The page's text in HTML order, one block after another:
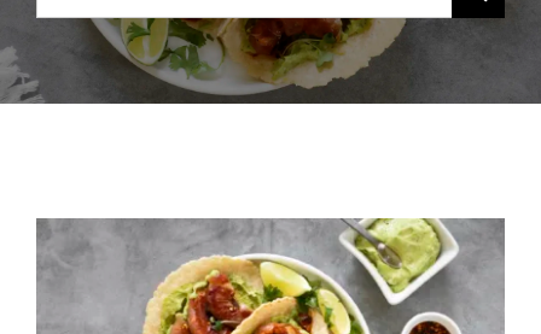
VIDEOS
PRENSA
ENGLISH
View
Larger